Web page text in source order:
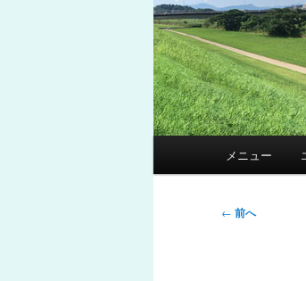
メニュー
投
← 前へ